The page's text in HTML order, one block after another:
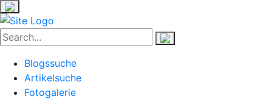
Blogssuche
Artikelsuche
Fotogalerie